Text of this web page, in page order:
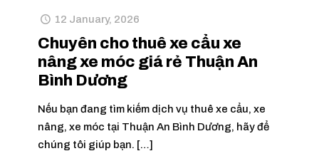
12 January, 2026
Chuyên cho thuê xe cẩu xe
nâng xe móc giá rẻ Thuận An
Bình Dương
Nếu bạn đang tìm kiếm dịch vụ thuê xe cẩu, xe
nâng, xe móc tại Thuận An Bình Dương, hãy để
chúng tôi giúp bạn. […]